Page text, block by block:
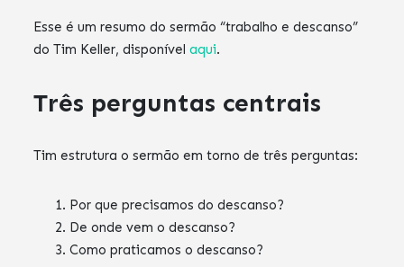
Esse é um resumo do sermão “trabalho e descanso”
do Tim Keller, disponívelaqui.
Três perguntas centrais
Tim estrutura o sermão em torno de três perguntas:
Por que precisamos do descanso?
De onde vem o descanso?
Como praticamos o descanso?